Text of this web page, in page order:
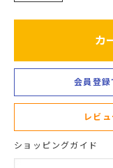
カ
会員登録
レビ
ショッピングガイド